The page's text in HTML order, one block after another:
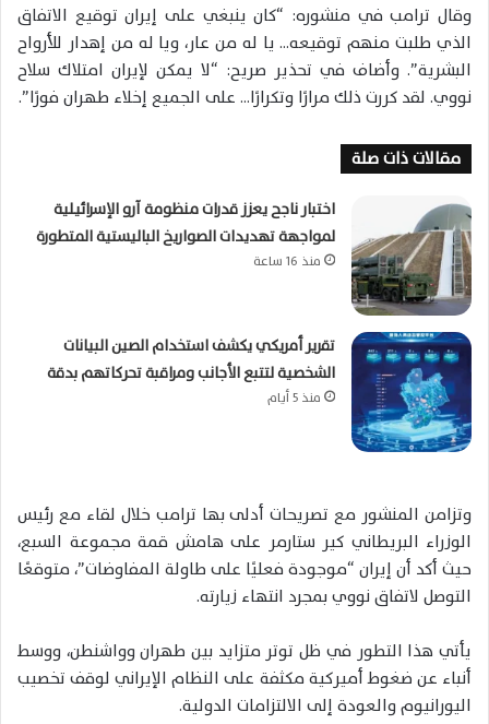
وقال ترامب في منشوره: “كان ينبغي على إيران توقيع الاتفاق
الذي طلبت منهم توقيعه… يا له من عار، ويا له من إهدار للأرواح
البشرية”. وأضاف في تحذير صريح: “لا يمكن لإيران امتلاك سلاح
نووي. لقد كررت ذلك مرارًا وتكرارًا… على الجميع إخلاء طهران فورًا”.
مقالات ذات صلة
اختبار ناجح يعزز قدرات منظومة آرو الإسرائيلية
لمواجهة تهديدات الصواريخ الباليستية المتطورة
منذ 16 ساعة
تقرير أمريكي يكشف استخدام الصين البيانات
الشخصية لتتبع الأجانب ومراقبة تحركاتهم بدقة
منذ 5 أيام
وتزامن المنشور مع تصريحات أدلى بها ترامب خلال لقاء مع رئيس
الوزراء البريطاني كير ستارمر على هامش قمة مجموعة السبع،
حيث أكد أن إيران “موجودة فعليًا على طاولة المفاوضات”، متوقعًا
التوصل لاتفاق نووي بمجرد انتهاء زيارته.
يأتي هذا التطور في ظل توتر متزايد بين طهران وواشنطن، ووسط
أنباء عن ضغوط أميركية مكثفة على النظام الإيراني لوقف تخصيب
اليورانيوم والعودة إلى الالتزامات الدولية.